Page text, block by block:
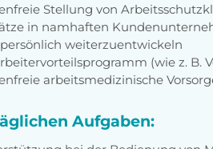
Stellung von
in namhaften
weiterzuentwickeln
(wie z. B.
arbeitsmedizinische
Aufgaben: